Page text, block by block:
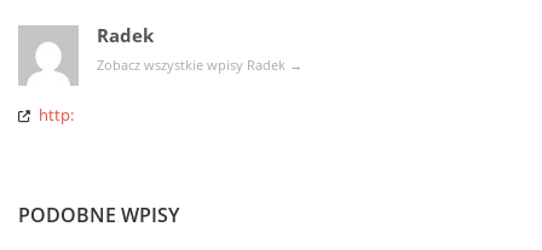
Radek
Zobacz wszystkie wpisy Radek →
http:
PODOBNE WPISY